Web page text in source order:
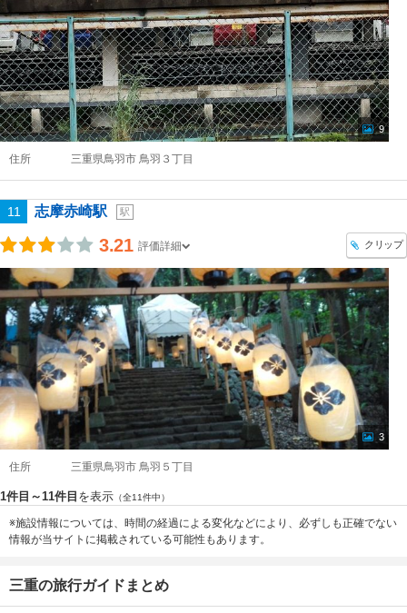
9
住所 三重県鳥羽市 鳥羽３丁目
11 志摩赤崎駅 駅
3.21 評価詳細 クリップ
3
住所 三重県鳥羽市 鳥羽５丁目
1件目～11件目 を表示 （全11件中）
※施設情報については、時間の経過による変化などにより、必ずしも正確でない
情報が当サイトに掲載されている可能性もあります。
三重の旅行ガイドまとめ